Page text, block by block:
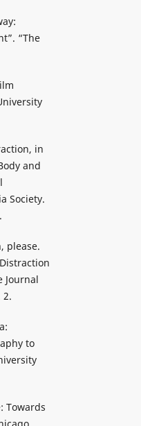
“The
in
and
Society.
please.
Journal
2.
to
Towards